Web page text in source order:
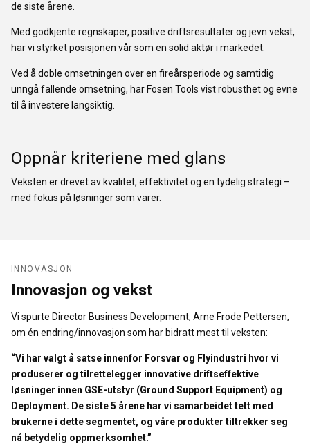
de siste årene.
Med godkjente regnskaper, positive driftsresultater og jevn vekst,
har vi styrket posisjonen vår som en solid aktør i markedet.
Ved å doble omsetningen over en fireårsperiode og samtidig
unngå fallende omsetning, har Fosen Tools vist robusthet og evne
til å investere langsiktig.
Oppnår kriteriene med glans
Veksten er drevet av kvalitet, effektivitet og en tydelig strategi –
med fokus på løsninger som varer.
INNOVASJON
Innovasjon og vekst
Vi spurte Director Business Development, Arne Frode Pettersen,
om én endring/innovasjon som har bidratt mest til veksten:
“Vi har valgt å satse innenfor Forsvar og Flyindustri hvor vi
produserer og tilrettelegger innovative driftseffektive
løsninger innen GSE-utstyr (Ground Support Equipment) og
Deployment. De siste 5 årene har vi samarbeidet tett med
brukerne i dette segmentet, og våre produkter tiltrekker seg
nå betydelig oppmerksomhet.”